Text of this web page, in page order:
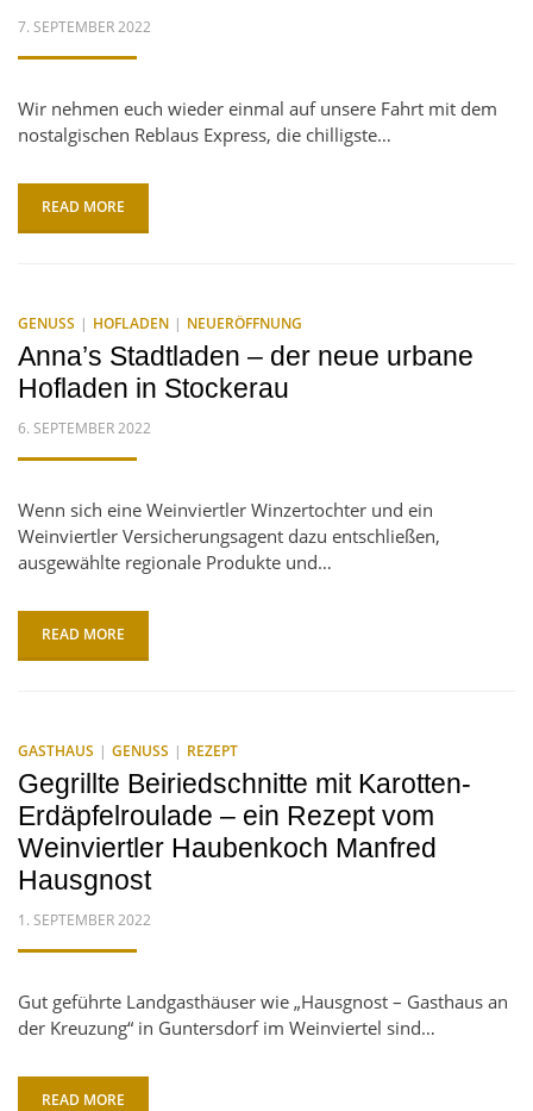
POSTED
7. SEPTEMBER 2022
Wir nehmen euch wieder einmal auf unsere Fahrt mit dem
nostalgischen Reblaus Express, die chilligste…
READ MORE
GENUSS HOFLADEN NEUERÖFFNUNG
Anna’s Stadtladen – der neue urbane
Hofladen in Stockerau
POSTED
6. SEPTEMBER 2022
Wenn sich eine Weinviertler Winzertochter und ein
Weinviertler Versicherungsagent dazu entschließen,
ausgewählte regionale Produkte und…
READ MORE
GASTHAUS GENUSS REZEPT
Gegrillte Beiriedschnitte mit Karotten-
Erdäpfelroulade – ein Rezept vom
Weinviertler Haubenkoch Manfred
Hausgnost
POSTED
1. SEPTEMBER 2022
Gut geführte Landgasthäuser wie „Hausgnost – Gasthaus an
der Kreuzung“ in Guntersdorf im Weinviertel sind…
READ MORE